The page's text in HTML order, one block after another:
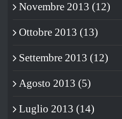
Novembre 2013 (12)
Ottobre 2013 (13)
Settembre 2013 (12)
Agosto 2013 (5)
Luglio 2013 (14)